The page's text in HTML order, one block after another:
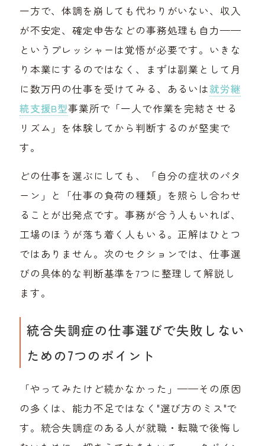
一方で、体調を崩しても代わりがいない、収入
が不安定、確定申告などの事務処理も自力——
というプレッシャーは覚悟が必要です。いきな
り本業にするのではなく、まずは副業として月
に数万円の仕事を受けてみる、あるいは就労継
続支援B型事業所で「一人で作業を完結させる
リズム」を体験してから判断するのが堅実で
す。
どの仕事を選ぶにしても、「自分の症状のパタ
ーン」と「仕事の負荷の種類」を照らし合わせ
ることが出発点です。事務が合う人もいれば、
工場のほうが落ち着く人もいる。正解はひとつ
ではありません。次のセクションでは、仕事選
びの具体的な判断基準を7つに整理して解説し
ます。
統合失調症の仕事選びで失敗しない
ための7つのポイント
「やってみたけど続かなかった」——その原因
の多くは、能力不足ではなく"選び方のミス"で
す。統合失調症のある人が就職・転職で後悔し